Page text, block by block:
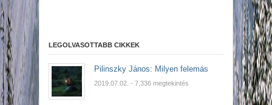
LEGOLVASOTTABB CIKKEK
Pilinszky János: Milyen felemás
2019.07.02. - 7,336 megtekintés